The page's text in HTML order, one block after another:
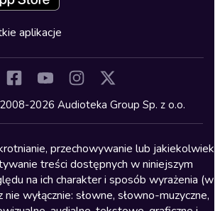
aplikacje
2026 Audioteka Group Sp. z o.o.
przechowywanie lub jakiekolwiek
treści dostępnych w niniejszym
na ich charakter i sposób wyrażenia (w
wyłącznie: słowne, słowno-muzyczne,